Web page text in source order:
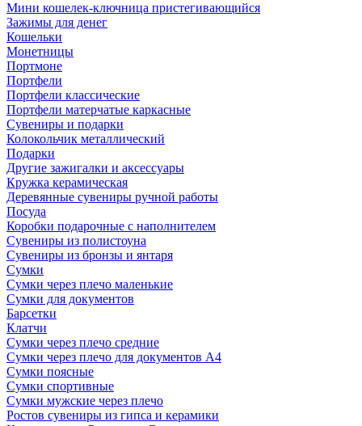
Мини кошелек-ключница пристегивающийся
Зажимы для денег
Кошельки
Монетницы
Портмоне
Портфели
Портфели классические
Портфели матерчатые каркасные
Сувениры и подарки
Колокольчик металлический
Подарки
Другие зажигалки и аксессуары
Кружка керамическая
Деревянные сувениры ручной работы
Посуда
Коробки подарочные с наполнителем
Сувениры из полистоуна
Сувениры из бронзы и янтаря
Сумки
Сумки через плечо маленькие
Сумки для документов
Барсетки
Клатчи
Сумки через плечо средние
Сумки через плечо для документов А4
Сумки поясные
Сумки спортивные
Сумки мужские через плечо
Ростов сувениры из гипса и керамики